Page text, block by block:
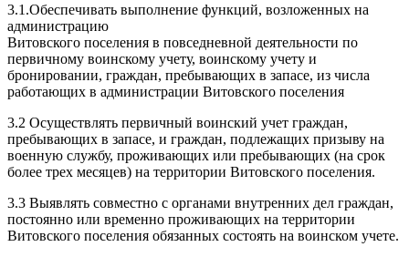
3.1.Обеспечивать выполнение функций, возложенных на
администрацию
Витовского поселения в повседневной деятельности по
первичному воинскому учету, воинскому учету и
бронировании, граждан, пребывающих в запасе, из числа
работающих в администрации Витовского поселения
3.2 Осуществлять первичный воинский учет граждан,
пребывающих в запасе, и граждан, подлежащих призыву на
военную службу, проживающих или пребывающих (на срок
более трех месяцев) на территории Витовского поселения.
3.3 Выявлять совместно с органами внутренних дел граждан,
постоянно или временно проживающих на территории
Витовского поселения обязанных состоять на воинском учете.